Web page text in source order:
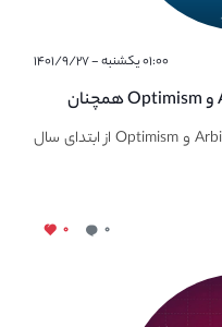
۰۱:۰۰ یکشنبه - ۱۴۰۱/۹/۲۷
پروتکل‌های لایه ۲ اتریوم Arbitrum و Optimism همچنان
پروتکل‌های لایه ۲ مبتنی بر اتریوم Arbitrum و Optimism از ابتدای سال
۰ ۰